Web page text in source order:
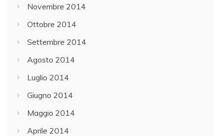
Novembre 2014
Ottobre 2014
Settembre 2014
Agosto 2014
Luglio 2014
Giugno 2014
Maggio 2014
Aprile 2014